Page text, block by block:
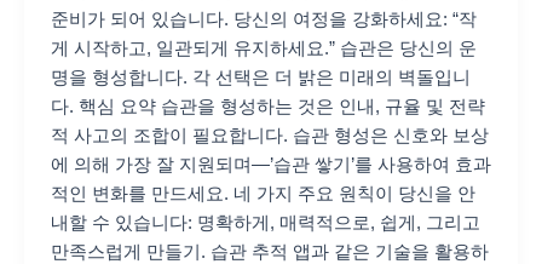
준비가 되어 있습니다. 당신의 여정을 강화하세요: “작
게 시작하고, 일관되게 유지하세요.” 습관은 당신의 운
명을 형성합니다. 각 선택은 더 밝은 미래의 벽돌입니
다. 핵심 요약 습관을 형성하는 것은 인내, 규율 및 전략
적 사고의 조합이 필요합니다. 습관 형성은 신호와 보상
에 의해 가장 잘 지원되며—’습관 쌓기’를 사용하여 효과
적인 변화를 만드세요. 네 가지 주요 원칙이 당신을 안
내할 수 있습니다: 명확하게, 매력적으로, 쉽게, 그리고
만족스럽게 만들기. 습관 추적 앱과 같은 기술을 활용하